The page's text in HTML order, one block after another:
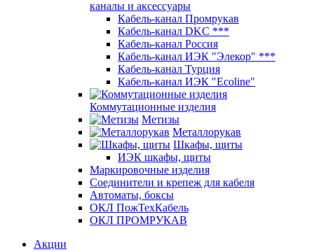
каналы и аксессуары
Кабель-канал Промрукав
Кабель-канал DKC ***
Кабель-канал Россия
Кабель-канал ИЭК "Элекор" ***
Кабель-канал Турция
Кабель-канал ИЭК "Ecoline"
Коммутационные изделия
Метизы
Металлорукав
Шкафы, щиты
ИЭК шкафы, щиты
Маркировочные изделия
Соединители и крепеж для кабеля
Автоматы, боксы
ОКЛ ПожТехКабель
ОКЛ ПРОМРУКАВ
Акции